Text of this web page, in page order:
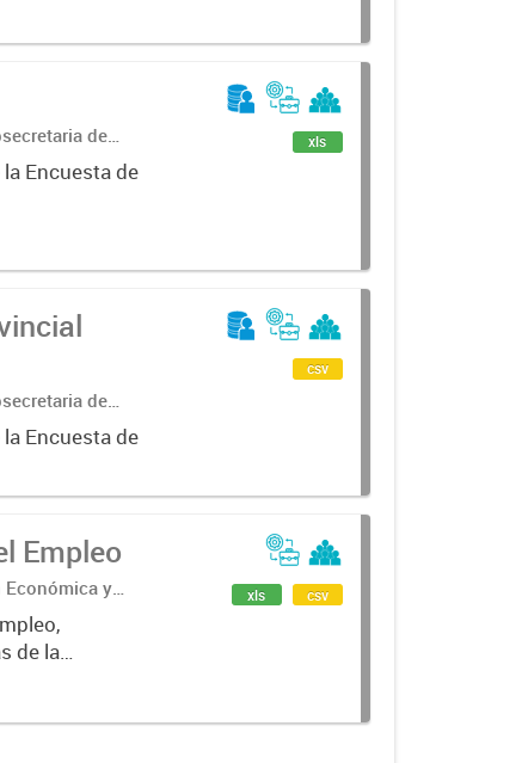
de
de
Encuesta de
xls
de
de
Encuesta de
csv
Empleo
Económica y
de la
xls csv